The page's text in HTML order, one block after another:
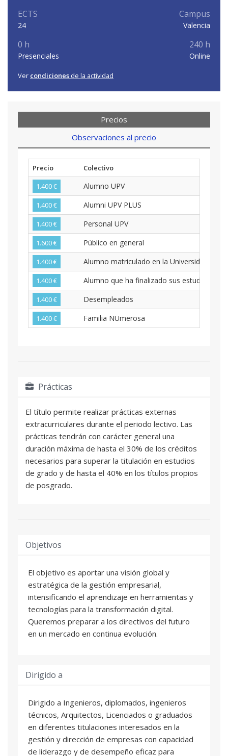
ECTS
24
Campus
Valencia
0 h
Presenciales
240 h
Online
Ver condiciones de la actividad
Precios
Observaciones al precio
Precio
Colectivo
1.400 €
Alumno UPV
1.400 € Alumni UPV PLUS
1.400 € Personal UPV
1.600 € Público en general
1.400 € Alumno matriculado en la Universidad
1.400 € Alumno que ha finalizado sus estudios
1.400 € Desempleados
1.400 € Familia NUmerosa
Prácticas
El título permite realizar prácticas externas
extracurriculares durante el periodo lectivo. Las
prácticas tendrán con carácter general una
duración máxima de hasta el 30% de los créditos
necesarios para superar la titulación en estudios
de grado y de hasta el 40% en los títulos propios
de posgrado.
Objetivos
El objetivo es aportar una visión global y
estratégica de la gestión empresarial,
intensificando el aprendizaje en herramientas y
tecnologías para la transformación digital.
Queremos preparar a los directivos del futuro
en un mercado en continua evolución.
Dirigido a
Dirigido a Ingenieros, diplomados, ingenieros
técnicos, Arquitectos, Licenciados o graduados
en diferentes titulaciones interesados en la
gestión y dirección de empresas con capacidad
de liderazgo y de desempeño eficaz para